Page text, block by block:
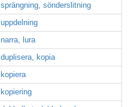
sprängning, sönderslitning
uppdelning
narra, lura
duplisera, kopia
kopiera
kopiering